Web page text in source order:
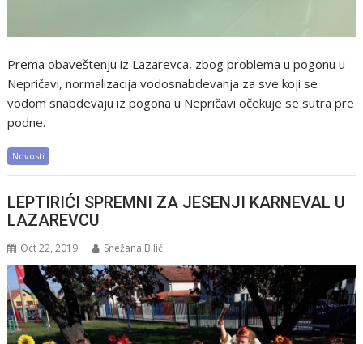
Prema obaveštenju iz Lazarevca, zbog problema u pogonu u
Nepričavi, normalizacija vodosnabdevanja za sve koji se
vodom snabdevaju iz pogona u Nepričavi očekuje se sutra pre
podne.
Novosti
LEPTIRIĆI SPREMNI ZA JESENJI KARNEVAL U
LAZAREVCU
Oct 22, 2019 Snežana Bilić